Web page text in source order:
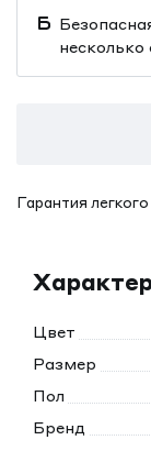
несколько
Гарантия
Цвет
Размер
Пол
Бренд